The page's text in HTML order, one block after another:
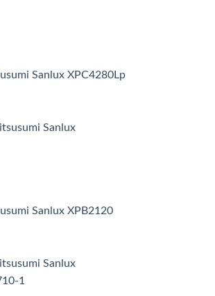
Sanlux XPC4280Lp
Sanlux XPB2120